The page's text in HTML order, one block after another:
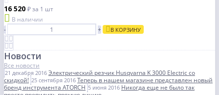
16 520 ₽за 1 шт
В наличии
-
+ В КОРЗИНУ
Новости
Все новости
21 декабря 2016 Электрический резчик Husqvarna K 3000 Electric со
скидкой! 25 сентября 2016 Теперь в нашем магазине представлен новый
бренд инструмента ATORCH 5 июня 2016 Никогда еще не было так